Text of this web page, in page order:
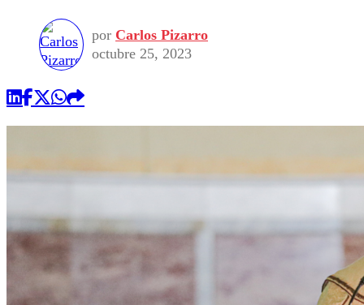
Seleccion Chilena
Torneo Internacional
Economía
Internacional
Publicaciones en medios
Opinión
por Carlos Pizarro
octubre 25, 2023